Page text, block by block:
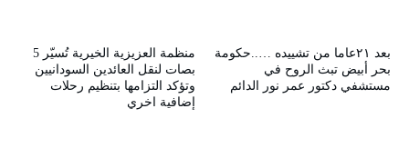
منظمة العزيزية الخيرية تُسيّر 5
بصات لنقل العائدين السودانيين
وتؤكد التزامها بتنظيم رحلات
إضافية اخري
بعد ٢١عاما من تشييده …..حكومة
بحر أبيض تبث الروح في
مستشفي دكتور عمر نور الدائم